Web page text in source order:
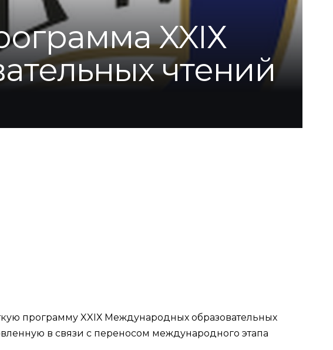
XXIХ
чтений
программу XXIХ Международных образовательных
в связи с переносом международного этапа